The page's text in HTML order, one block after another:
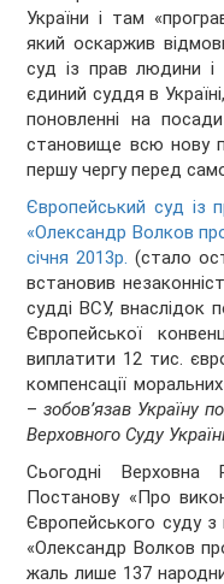
України і там
який оскаржив
суд із прав людини
єдиний суддя в
поновленні на
становище всю нову
першу чергу перед
Європейський суд із
«Олександр Волков
січня 2013р.(стало
встановив
судді ВСУ, внаслідок
Європейської
виплатити 12 тис.
компенсації
–зобов’язав Україну
Верховного Суду
Сьогодні Верховна
Постанову «Про
Європейського суду
«Олександр Волков
жаль лише 137